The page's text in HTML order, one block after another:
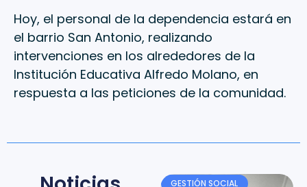
Hoy, el personal de la dependencia estará en
el barrio San Antonio, realizando
intervenciones en los alrededores de la
Institución Educativa Alfredo Molano, en
respuesta a las peticiones de la comunidad.
GESTIÓN SOCIAL